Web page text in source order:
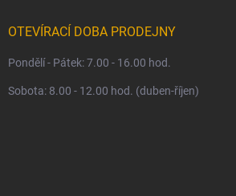
OTEVÍRACÍ DOBA PRODEJNY
Pondělí - Pátek: 7.00 - 16.00 hod.
Sobota: 8.00 - 12.00 hod. (duben-říjen)